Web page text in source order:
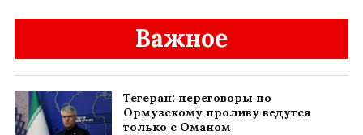
Важное
Тегеран: переговоры по
Ормузскому проливу ведутся
только с Оманом